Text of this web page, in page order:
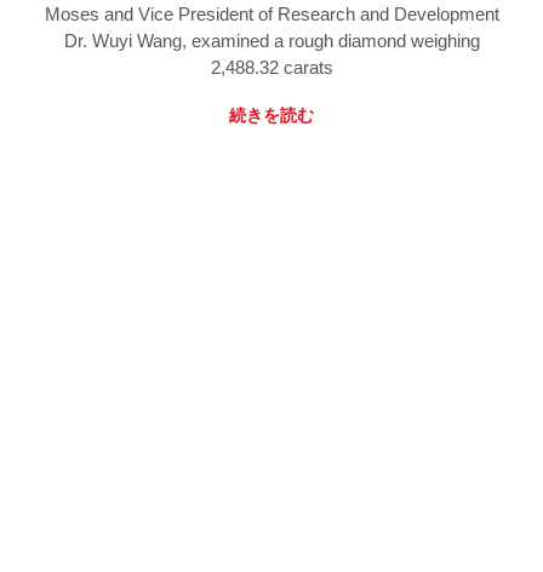
Moses and Vice President of Research and Development
Dr. Wuyi Wang, examined a rough diamond weighing
2,488.32 carats
続きを読む